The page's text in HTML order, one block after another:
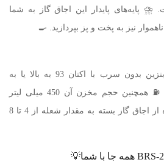
⛈️ پایه‌های پایدار این اجاق گاز به شما
نیز به پخت و پز بپردازید. 🍳
سوخت مصرفی اجاق گاز بنزین بدون سرب با اکتان 93 به بالا یا به
اصطلاح بنزین سوپر است. ⛽️ همچنین حجم مخزن آن 450 میلی لیتر
می‌باشد. مدت زمان استفاده از اجاق گاز بسته به مقدار شعله از 4 تا 8